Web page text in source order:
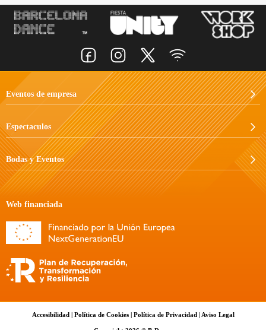
Web financiada
Eventos de empresa
Espectaculos
Bodas y Eventos
Accesibilidad| Política de Cookies| Política de Privacidad| Aviso Legal